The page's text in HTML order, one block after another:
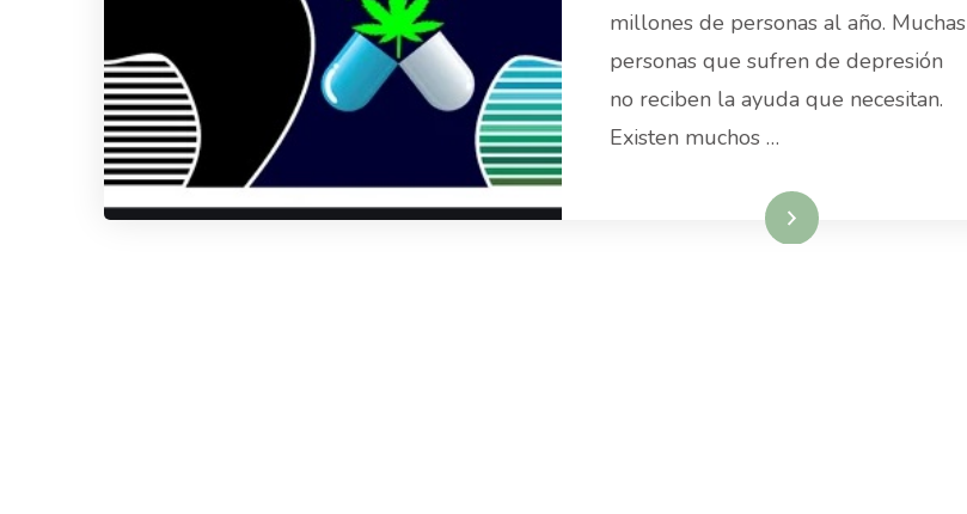
millones de personas al año. Muchas
personas que sufren de depresión
no reciben la ayuda que necesitan.
Existen muchos …
Read More